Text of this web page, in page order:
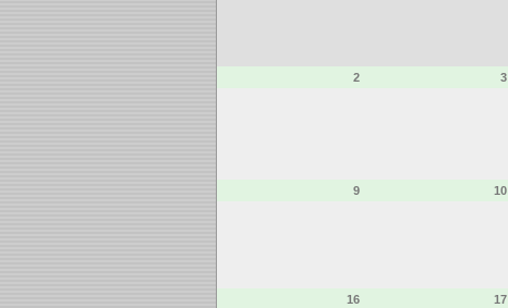
2 3
9 10
16 17